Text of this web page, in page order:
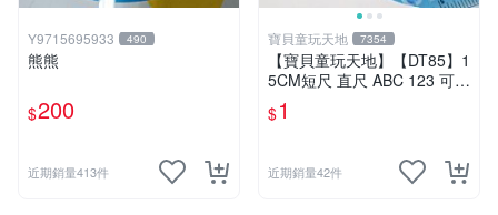
Y9715695933 490
熊熊
$200
近期銷量413件
寶貝童玩天地 7354
【寶貝童玩天地】【DT85】1
5CM短尺 直尺 ABC 123 可愛
花樣~1支 特價1元
$1
近期銷量42件